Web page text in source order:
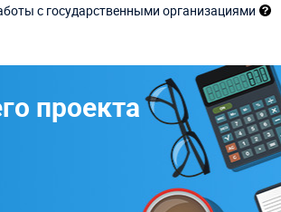
с государственными организациями
проекта